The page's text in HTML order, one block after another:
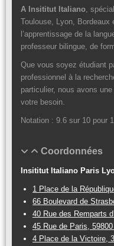
A Insititut Italiano,
Toulouse, Lyon,
l’apprentissage de la
professeur bilingue, de
Que vous soyez étudiant
professionnel à la
particulier, nous avons
votre besoin.
Notation : 9.6 sur 10 pour
Coordonnées
Insititut Italiano Paris
1 Place de la
66 Boulevard de
40 Rue des Remparts
45 Rue de Paris,
4 Place de la Victoire,